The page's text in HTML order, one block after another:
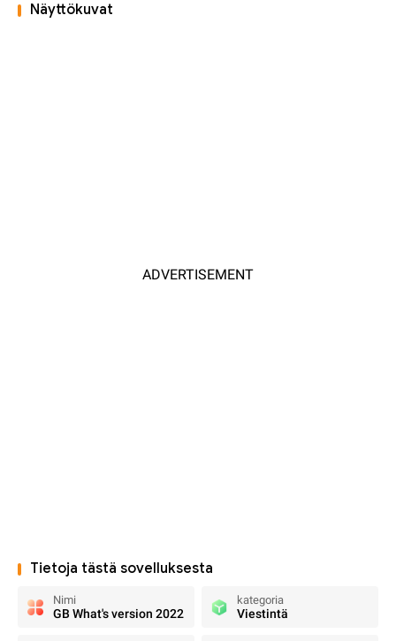
Näyttökuvat
ADVERTISEMENT
Tietoja tästä sovelluksesta
Nimi
GB What's version 2022
kategoria
Viestintä